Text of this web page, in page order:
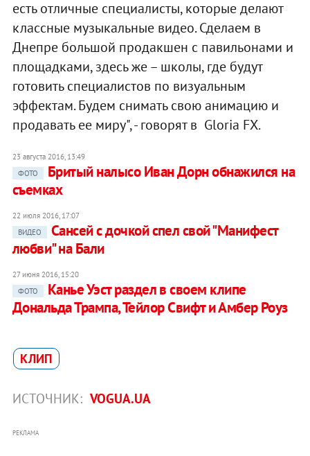
есть отличные специалисты, которые делают
классные музыкальные видео. Сделаем в
Днепре большой продакшен с павильонами и
площадками, здесь же – школы, где будут
готовить специалистов по визуальным
эффектам. Будем снимать свою анимацию и
продавать ее миру", - говорят в Gloria FX.
23 августа 2016, 13:49
ФОТО
Бритый налысо Иван Дорн обнажился на
съемках
22 июля 2016, 17:07
ВИДЕО
Сансей с дочкой спел свой "Манифест
любви" на Бали
27 июня 2016, 15:20
ФОТО
Канье Уэст раздел в своем клипе
Дональда Трампа, Тейлор Свифт и Амбер Роуз
КЛИП
ИСТОЧНИК: VOGUA.UA
РЕКЛАМА